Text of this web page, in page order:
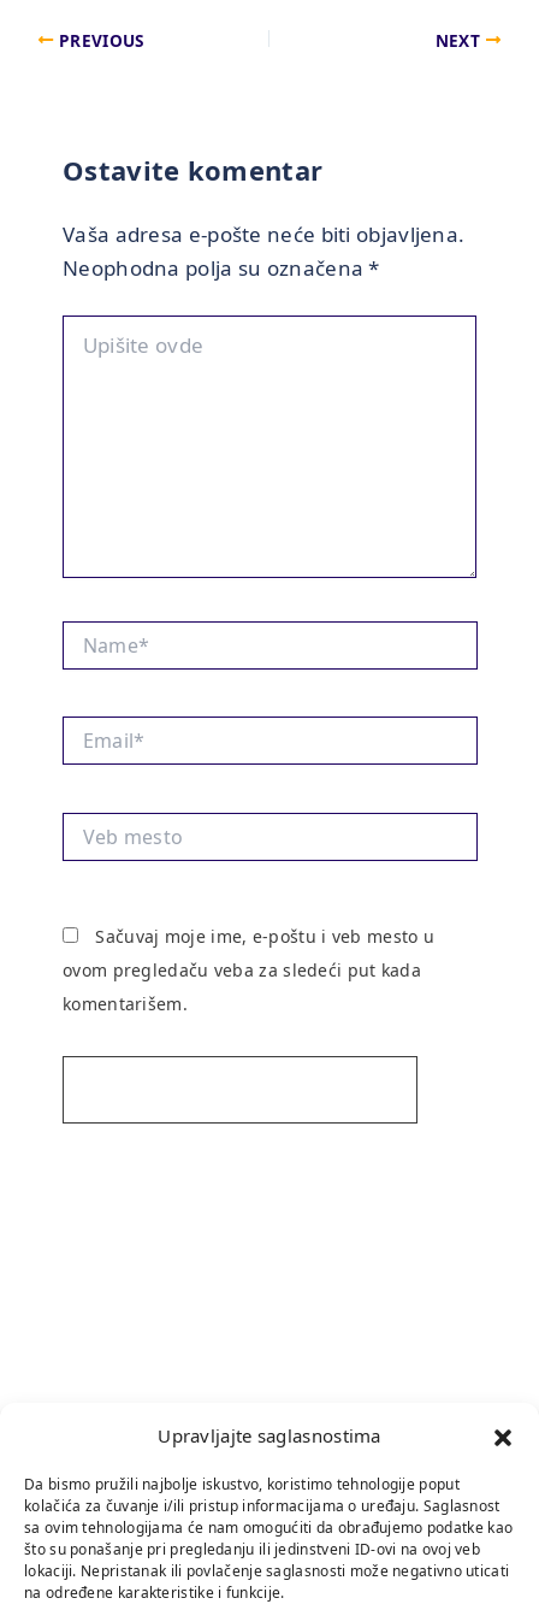
Upravljajte saglasnostima
Da bismo pružili najbolje iskustvo, koristimo tehnologije poput
kolačića za čuvanje i/ili pristup informacijama o uređaju. Saglasnost
sa ovim tehnologijama će nam omogućiti da obrađujemo podatke kao
što su ponašanje pri pregledanju ili jedinstveni ID-ovi na ovoj veb
lokaciji. Nepristanak ili povlačenje saglasnosti može negativno uticati
na određene karakteristike i funkcije.
PREVIOUS NEXT
Ostavite komentar
Vaša adresa e-pošte neće biti objavljena.
Neophodna polja su označena*
ovde
mesto
Sačuvaj moje ime, e-poštu i veb mesto u
ovom pregledaču veba za sledeći put kada
komentarišem.